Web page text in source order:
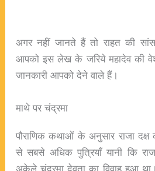
अगर नहीं जानते हैं तो राहत की
आपको इस लेख के जरिये महादेव की
जानकारी आपको देने वाले हैं।
माथे पर चंद्रमा
पौराणिक कथाओं के अनुसार राजा
से सबसे अधिक पुत्रियाँ यानी कि
अकेले चंद्रमा देवता का विवाह हुआ